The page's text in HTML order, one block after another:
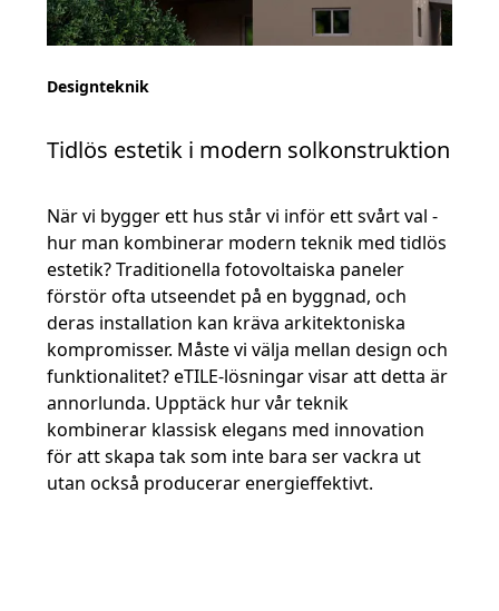
Designteknik
Tidlös estetik i modern solkonstruktion
När vi bygger ett hus står vi inför ett svårt val -
hur man kombinerar modern teknik med tidlös
estetik? Traditionella fotovoltaiska paneler
förstör ofta utseendet på en byggnad, och
deras installation kan kräva arkitektoniska
kompromisser. Måste vi välja mellan design och
funktionalitet? eTILE-lösningar visar att detta är
annorlunda. Upptäck hur vår teknik
kombinerar klassisk elegans med innovation
för att skapa tak som inte bara ser vackra ut
utan också producerar energieffektivt.